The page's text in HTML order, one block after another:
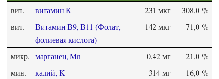
вит. витамин К 231 мкг
308,0 %
вит.
Витамин В9, В11 (Фолат,
фолиевая кислота)
142 мкг 71,0 %
микр. марганец, Mn 0,42 мг
21,0 %
мин.
калий, K 314 мг
16,0 %